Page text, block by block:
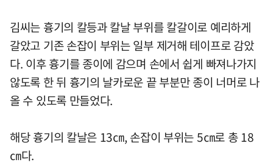
김씨는 흉기의 칼등과 칼날 부위를 칼갈이로 예리하게
갈았고 기존 손잡이 부위는 일부 제거해 테이프로 감았
다. 이후 흉기를 종이에 감으며 손에서 쉽게 빠져나가지
않도록 한 뒤 흉기의 날카로운 끝 부분만 종이 너머로 나
올 수 있도록 만들었다.
해당 흉기의 칼날은 13㎝, 손잡이 부위는 5㎝로 총 18
㎝다.